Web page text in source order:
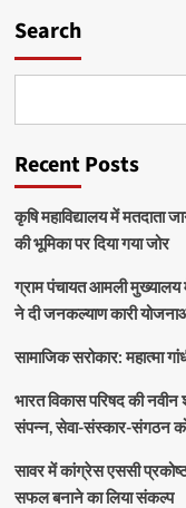
Search
Recent Posts
कृषि महाविद्यालय में
की भूमिका पर दिया गया जोर
ग्राम पंचायत आमली मुख्यालय
ने दी जनकल्याण कारी
सामाजिक सरोकार: महात्मा
भारत विकास परिषद की नवीन
संपन्न, सेवा-संस्कार-संगठन
सावर में कांग्रेस एससी
सफल बनाने का लिया संकल्प